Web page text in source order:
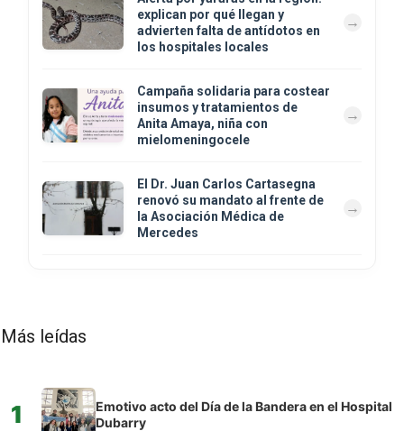
explican por qué llegan y
advierten falta de antídotos en
los hospitales locales
Campaña solidaria para costear
insumos y tratamientos de
Anita Amaya, niña con
mielomeningocele
El Dr. Juan Carlos Cartasegna
renovó su mandato al frente de
la Asociación Médica de
Mercedes
Más leídas
1
Emotivo acto del Día de la Bandera en el Hospital
Dubarry